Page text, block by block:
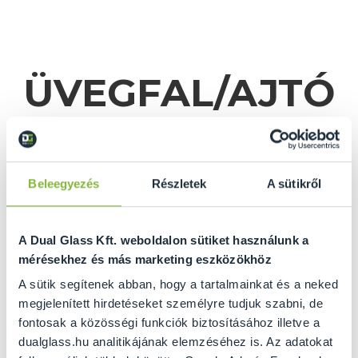
Beleegyezés Részletek A sütikről
A Dual Glass Kft. weboldalon sütiket használunk a
mérésekhez és más marketing eszközökhöz
A sütik segítenek abban, hogy a tartalmainkat és a neked
megjelenített hirdetéseket személyre tudjuk szabni, de
fontosak a közösségi funkciók biztosításához illetve a
dualglass.hu analitikájának elemzéséhez is. Az adatokat
ÜVEGFAL/AJTÓ
KALKULÁTOR
GRATULÁLUNK ÖNNEK